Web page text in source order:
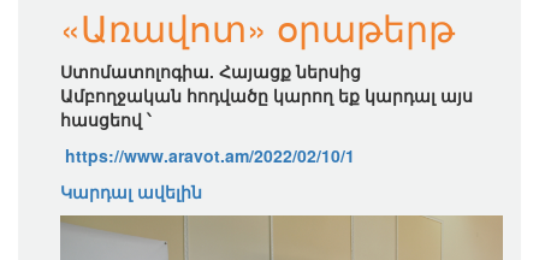
«Առավոտ» օրաթերթ
Ստոմատոլոգիա. Հայացք ներսից
Ամբողջական հոդվածը կարող եք կարդալ այս
հասցեով ՝
https://www.aravot.am/2022/02/10/1
Կարդալ ավելին